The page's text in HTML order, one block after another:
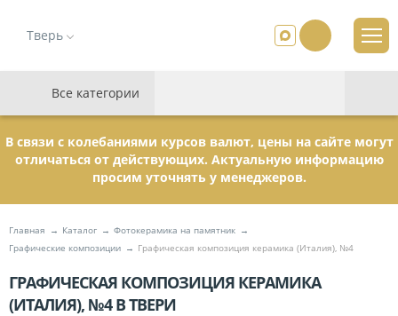
Тверь
Все категории
В связи с колебаниями курсов валют, цены на сайте могут
отличаться от действующих. Актуальную информацию
просим уточнять у менеджеров.
Главная Каталог
Фотокерамика на памятник
Графические композиции
Графическая композиция керамика (Италия), №4
ГРАФИЧЕСКАЯ КОМПОЗИЦИЯ КЕРАМИКА
(ИТАЛИЯ), №4 В ТВЕРИ